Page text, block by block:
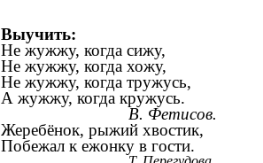
Выучить:
Не жужжу, когда сижу,
Не жужжу, когда хожу,
Не жужжу, когда тружусь,
А жужжу, когда кружусь.
В. Фетисов.
Жеребёнок, рыжий хвостик,
Побежал к ежонку в гости.